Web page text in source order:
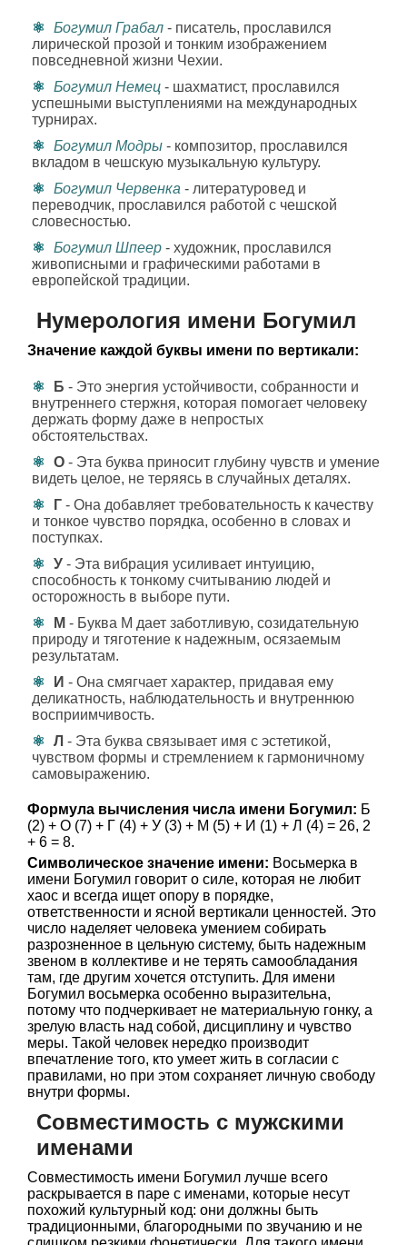
Богумил Грабал - писатель, прославился
лирической прозой и тонким изображением
повседневной жизни Чехии.
Богумил Немец - шахматист, прославился
успешными выступлениями на международных
турнирах.
Богумил Модры - композитор, прославился
вкладом в чешскую музыкальную культуру.
Богумил Червенка - литературовед и
переводчик, прославился работой с чешской
словесностью.
Богумил Шпеер - художник, прославился
живописными и графическими работами в
европейской традиции.
Нумерология имени Богумил
Значение каждой буквы имени по вертикали:
Б - Это энергия устойчивости, собранности и
внутреннего стержня, которая помогает человеку
держать форму даже в непростых
обстоятельствах.
О - Эта буква приносит глубину чувств и умение
видеть целое, не теряясь в случайных деталях.
Г - Она добавляет требовательность к качеству
и тонкое чувство порядка, особенно в словах и
поступках.
У - Эта вибрация усиливает интуицию,
способность к тонкому считыванию людей и
осторожность в выборе пути.
М - Буква М дает заботливую, созидательную
природу и тяготение к надежным, осязаемым
результатам.
И - Она смягчает характер, придавая ему
деликатность, наблюдательность и внутреннюю
восприимчивость.
Л - Эта буква связывает имя с эстетикой,
чувством формы и стремлением к гармоничному
самовыражению.
Формула вычисления числа имени Богумил: Б
(2) + О (7) + Г (4) + У (3) + М (5) + И (1) + Л (4) = 26, 2
+ 6 = 8.
Символическое значение имени: Восьмерка в
имени Богумил говорит о силе, которая не любит
хаос и всегда ищет опору в порядке,
ответственности и ясной вертикали ценностей. Это
число наделяет человека умением собирать
разрозненное в цельную систему, быть надежным
звеном в коллективе и не терять самообладания
там, где другим хочется отступить. Для имени
Богумил восьмерка особенно выразительна,
потому что подчеркивает не материальную гонку, а
зрелую власть над собой, дисциплину и чувство
меры. Такой человек нередко производит
впечатление того, кто умеет жить в согласии с
правилами, но при этом сохраняет личную свободу
внутри формы.
Совместимость с мужскими
именами
Совместимость имени Богумил лучше всего
раскрывается в паре с именами, которые несут
похожий культурный код: они должны быть
традиционными, благородными по звучанию и не